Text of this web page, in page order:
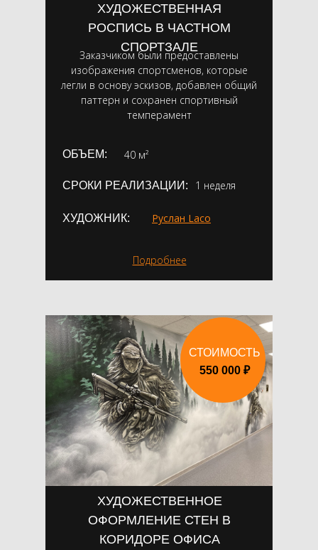
ХУДОЖЕСТВЕННАЯ
РОСПИСЬ В ЧАСТНОМ
СПОРТЗАЛЕ
Заказчиком были предоставлены
изображения спортсменов, которые
легли в основу эскизов, добавлен общий
паттерн и сохранен спортивный
темперамент
40 м²
СРОКИ РЕАЛИЗАЦИИ: 1 неделя
ХУДОЖНИК: Руслан Laco
ОБЪЕМ:
Подробнее
ХУДОЖЕСТВЕННОЕ
ОФОРМЛЕНИЕ СТЕН В
КОРИДОРЕ ОФИСА
СТОИМОСТЬ
550 000 ₽